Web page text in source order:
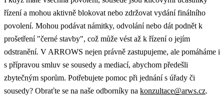
řízení a mohou aktivně blokovat nebo zdržovat vydání finálního
povolení. Mohou podávat námitky, odvolání nebo dát podnět k
prošetření "černé stavby", což může vést až k řízení o jejím
odstranění. V ARROWS nejen právně zastupujeme, ale pomáháme i
s přípravou smluv se sousedy a mediací, abychom předešli
zbytečným sporům. Potřebujete pomoc při jednání s úřady či
sousedy? Obraťte se na naše odborníky na konzultace@arws.cz.